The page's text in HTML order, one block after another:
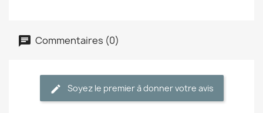
Commentaires (0)
Soyez le premier à donner votre avis